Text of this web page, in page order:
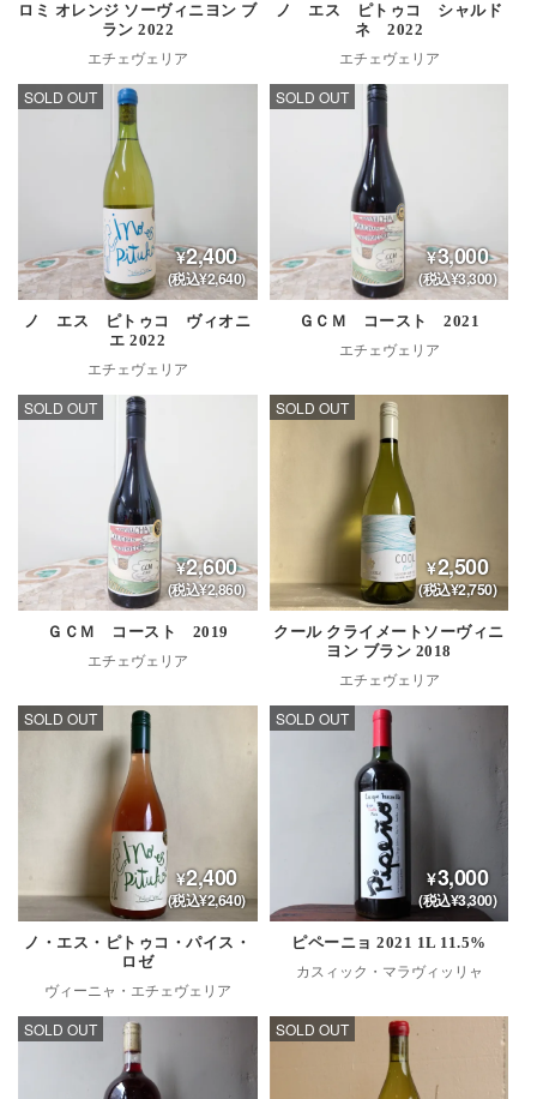
ロミ オレンジ ソーヴィニヨン ブ
ラン 2022
エチェヴェリア
ノ エス ピトゥコ シャルド
ネ 2022
エチェヴェリア
2,400
(税込¥2,640)
SOLD OUT
ノ エス ピトゥコ ヴィオニ
エ 2022
エチェヴェリア
3,000
(税込¥3,300)
SOLD OUT
ＧＣＭ コースト 2021
エチェヴェリア
2,600
(税込¥2,860)
SOLD OUT
ＧＣＭ コースト 2019
エチェヴェリア
2,500
(税込¥2,750)
SOLD OUT
クール クライメートソーヴィニ
ヨン ブラン 2018
エチェヴェリア
2,400
(税込¥2,640)
SOLD OUT
ノ・エス・ピトゥコ・パイス・
ロゼ
ヴィーニャ・エチェヴェリア
3,000
(税込¥3,300)
SOLD OUT
ピペーニョ 2021 1L 11.5%
カスィック・マラヴィッリャ
SOLD OUT SOLD OUT